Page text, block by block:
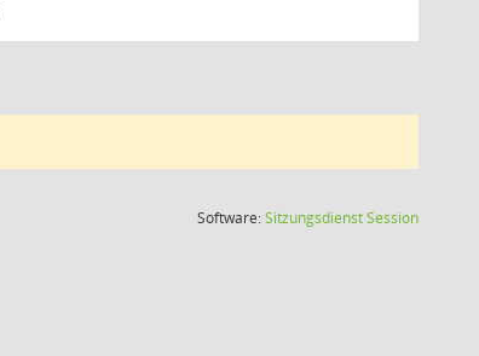
Software:SitzungsdienstSession(Wird in